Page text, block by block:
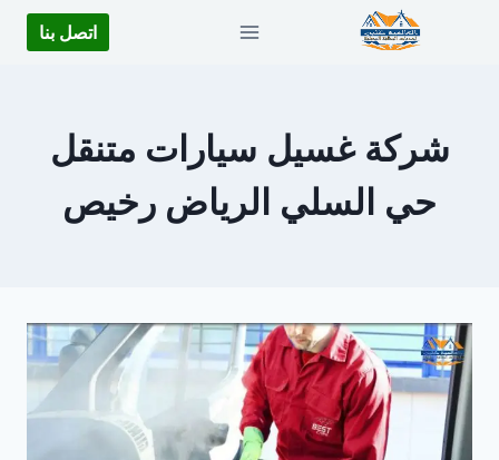
اتصل بنا
شركة غسيل سيارات متنقل
حي السلي الرياض رخيص